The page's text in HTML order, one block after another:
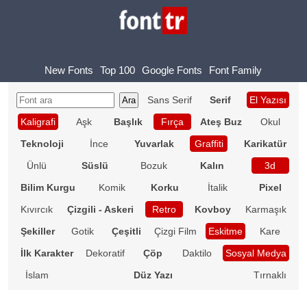
New Fonts Top 100 Google Fonts Font Family
Sans Serif Serif
El Yazısı
Kaligrafi
Aşk Başlık Fırça Ateş Buz
Okul
Teknoloji
İnce Yuvarlak Graffiti
Karikatür
Ünlü
Süslü Bozuk Kalın
3d
Bilim Kurgu
Komik Korku İtalik
Pixel
Kıvırcık
Çizgili - Askeri Retro Kovboy
Karmaşık
Şekiller
Gotik Çeşitli Çizgi Film Eskitme
Kare
İlk Karakter
Dekoratif Çöp Daktilo
Sosyal Medya
İslam
Düz Yazı Tırnaklı